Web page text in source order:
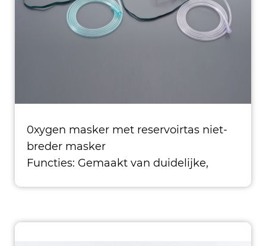
0xygen masker met reservoirtas niet-
breder masker
Functies: Gemaakt van duidelijke,